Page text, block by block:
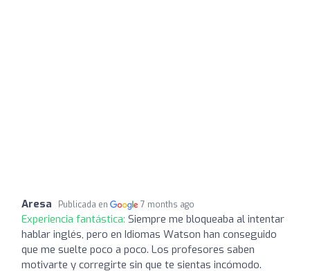
Aresa Publicada en 7 months ago
Experiencia fantástica: Siempre me bloqueaba al intentar
hablar inglés, pero en Idiomas Watson han conseguido
que me suelte poco a poco. Los profesores saben
motivarte y corregirte sin que te sientas incómodo.